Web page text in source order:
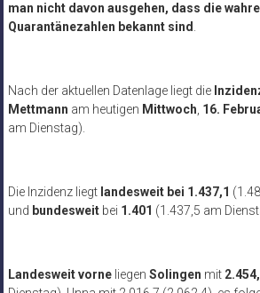
man nicht davon ausgehen, dass die
Quarantänezahlen bekannt sind.
Nach der aktuellen Datenlage liegt die
Mettmann am heutigen Mittwoch, 16.
am Dienstag).
Die Inzidenz liegtlandesweit bei 1.437,1
und bundesweitbei 1.401 (1.437,5 am
Landesweitvorneliegen Solingen mit